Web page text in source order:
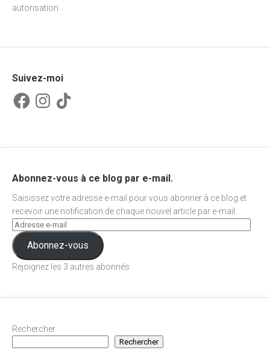
autorisation.
Suivez-moi
FacebookInstagram
TikTok
Abonnez-vous à ce blog par e-mail.
Saisissez votre adresse e-mail pour vous abonner à ce blog et
recevoir une notification de chaque nouvel article par e-mail.
Abonnez-vous
Rejoignez les 3 autres abonnés
Rechercher
Rechercher